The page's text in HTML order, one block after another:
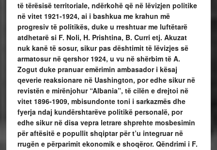
të tërësisë territoriale, ndërkohë që në lëvizjen politike
në vitet 1921-1924, ai i bashkua me krahun më
progresiv të politikës, duke u rreshtuar me luftëtarë
atdhetarë si F. Noli, H. Prishtina, B. Curri etj. Akuzat
nuk kanë të sosur, sikur pas dështimit të lëvizjes së
armatosur në qershor 1924, u vu në shërbim të A.
Zogut duke pranuar emërimin ambasador i kësaj
qeverie reaksionare në Uashington, por edhe sikur në
revistën e mirënjohur “Albania”, të cilën e drejtoi në
vitet 1896-1909, mbisundonte toni i sarkazmës dhe
fyerja ndaj kundërshtarëve politikë personalë, por
edhe sikur në disa vepra letrare shprehte mosbesimin
për aftësitë e popullit shqiptar për t’u integruar në
rrugën e përparimit ekonomik e shoqëror. Qëndrimi i F.